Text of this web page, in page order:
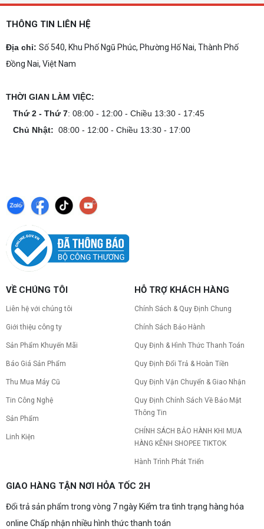
hình mạnh, tối ưu chi phí, test máy tại chỗ. Khám
phá ngay địa chỉ tư vấn và lắp đặt dàn PC chơi
phù hợp, đảm bảo hệ thống vận hành ổn định và
copy nhanh.
tăng hiệu năng tối đa? Xem ngay thứ tự ưu tiên
nâng cấp linh kiện PC chi tiết trong bài viết này!
nhân và Cách khắc phục
Tình trạng PC gaming nóng quạt kêu to khiến
máy giật lag, giảm tuổi thọ? Tìm hiểu ngay
nguyên nhân và cách khắc phục hiệu quả để máy
CPU AMD Ryzen 7 7700X3D full box mới
ra mắt: Nhanh, Mạnh, Giá tốt
với công nghệ 3D V-Cache đỉnh cao, mang lại
10 Nguyên nhân khiến PC gaming bị tụt
FPS thường gặp
PC gaming bị tụt FPS sau một thời gian? Tìm hiểu
và cách kiểm tra, khắc phục từng bước tại Vi Tính
NVIDIA Hoãn Ra Mắt Dòng RTX 50
"Mắc Kẹt" Vì Giá RAM GDDR7 3GB
NVIDIA đột ngột tạm hoãn ra mắt dòng card đồ
bến nhà máy của các đối tác. Nguyên nhân chính
THÔNG TIN LIÊN HỆ
Địa chỉ: Số 540, Khu Phố Ngũ Phúc, Phường Hố Nai, Thành Phố
Đồng Nai, Việt Nam
THỜI GIAN LÀM VIỆC:
Thứ 2 - Thứ 7: 08:00 - 12:00 - Chiều 13:30 - 17:45
Chủ Nhật: 08:00 - 12:00 - Chiều 13:30 - 17:00
VỀ CHÚNG TÔI
Liên hệ với chúng tôi
Giới thiệu công ty
Sản Phẩm Khuyến Mãi
Báo Giá Sản Phẩm
Thu Mua Máy Cũ
Tin Công Nghệ
Sản Phẩm
Linh Kiện
HỖ TRỢ KHÁCH HÀNG
Chính Sách & Quy Định Chung
Chính Sách Bảo Hành
Quy Định & Hình Thức Thanh Toán
Quy Định Đổi Trả & Hoàn Tiền
Quy Định Vận Chuyển & Giao Nhận
Quy Định Chính Sách Về Bảo Mật
Thông Tin
CHÍNH SÁCH BẢO HÀNH KHI MUA
HÀNG KÊNH SHOPEE TIKTOK
Hành Trình Phát Triển
GIAO HÀNG TẬN NƠI HỎA TỐC 2H
Đổi trả sản phẩm trong vòng 7 ngày Kiểm tra tình trạng hàng hóa
online Chấp nhận nhiều hình thức thanh toán